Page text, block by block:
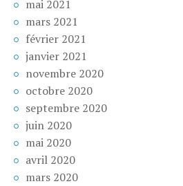
mai 2021
mars 2021
février 2021
janvier 2021
novembre 2020
octobre 2020
septembre 2020
juin 2020
mai 2020
avril 2020
mars 2020